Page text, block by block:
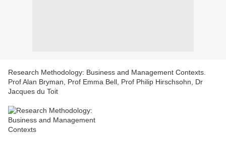
Research Methodology: Business and Management Contexts.
Prof Alan Bryman, Prof Emma Bell, Prof Philip Hirschsohn, Dr
Jacques du Toit